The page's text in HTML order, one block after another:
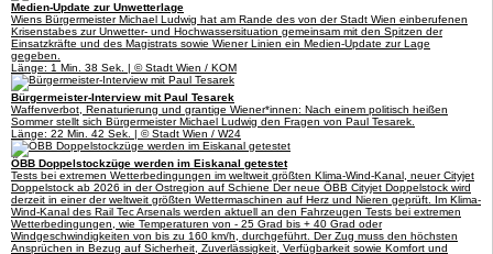
Medien-Update zur Unwetterlage
Wiens Bürgermeister Michael Ludwig hat am Rande des von der Stadt Wien einberufenen
Krisenstabes zur Unwetter- und Hochwassersituation gemeinsam mit den Spitzen der
Einsatzkräfte und des Magistrats sowie Wiener Linien ein Medien-Update zur Lage
gegeben.
Länge: 1 Min. 38 Sek. | © Stadt Wien / KOM
Bürgermeister-Interview mit Paul Tesarek
Waffenverbot, Renaturierung und grantige Wiener*innen: Nach einem politisch heißen
Sommer stellt sich Bürgermeister Michael Ludwig den Fragen von Paul Tesarek.
Länge: 22 Min. 42 Sek. | © Stadt Wien / W24
ÖBB Doppelstockzüge werden im Eiskanal getestet
Tests bei extremen Wetterbedingungen im weltweit größten Klima-Wind-Kanal, neuer Cityjet
Doppelstock ab 2026 in der Ostregion auf Schiene Der neue ÖBB Cityjet Doppelstock wird
derzeit in einer der weltweit größten Wettermaschinen auf Herz und Nieren geprüft. Im Klima-
Wind-Kanal des Rail Tec Arsenals werden aktuell an den Fahrzeugen Tests bei extremen
Wetterbedingungen, wie Temperaturen von - 25 Grad bis + 40 Grad oder
Windgeschwindigkeiten von bis zu 160 km/h, durchgeführt. Der Zug muss den höchsten
Ansprüchen in Bezug auf Sicherheit, Zuverlässigkeit, Verfügbarkeit sowie Komfort und